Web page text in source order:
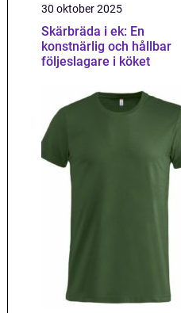
30 oktober 2025
Skärbräda i ek: En
konstnärlig och hållbar
följeslagare i köket